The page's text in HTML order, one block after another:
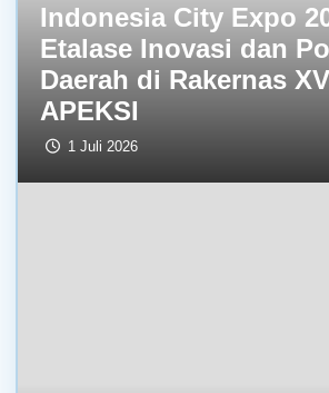
Indonesia City Expo
Etalase Inovasi dan
Daerah di Rakernas
APEKSI
1 Juli 2026